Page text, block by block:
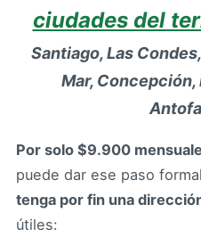
ciudades del
Santiago, Las
Mar, Concepción,
Por solo $9.900
puede dar ese paso
tenga por fin una
útiles: